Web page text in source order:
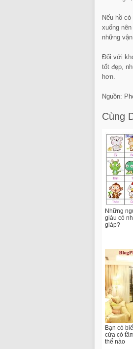
Nếu hồ
xuống
những
Đối với
tốt đẹp,
hơn.
Nguồn:
Cùng
Những
giàu có
giáp?
Bạn có
cửa có
thế nào